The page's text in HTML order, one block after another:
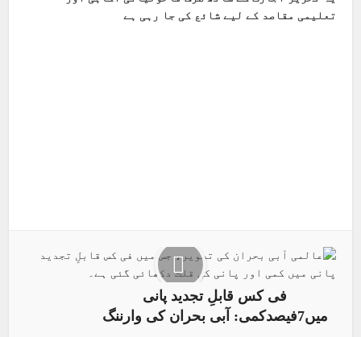
تعلیمی مقاصد کے لیے شائع کی جا رہی ہے
فی کس قابلِ تجدید پانی
میں7فیصدکمی: آبی بحران کی وارننگ